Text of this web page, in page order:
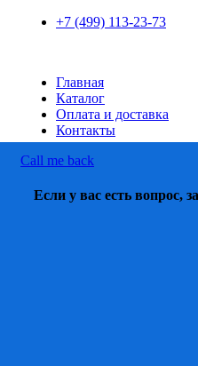
+7 (499) 113-23-73
Главная
Каталог
Оплата и доставка
Контакты
Call me back
Если у вас есть вопрос,